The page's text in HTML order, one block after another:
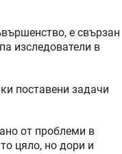
е свързан
изследователи в
поставени задачи
от проблеми в
цяло, но дори и